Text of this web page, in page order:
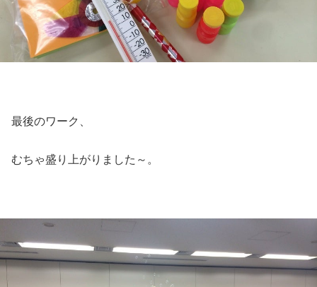
最後のワーク、
むちゃ盛り上がりました～。